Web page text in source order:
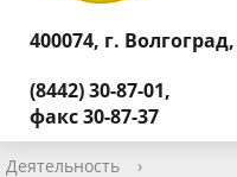
400074, г. Волгоград,
(8442) 30-87-01,
факс 30-87-37
Деятельность
›